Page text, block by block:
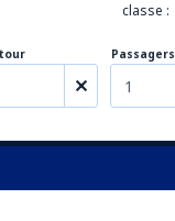
classe :
Passagers
1